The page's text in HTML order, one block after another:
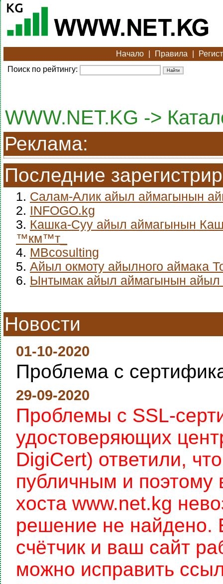
Начало Правила
Поиск по рейтингу:
WWW.NET.KG ->
Реклама:
Последние
1. Салам-Алик айыл аймагынын
2. INFOGO.kg
3. Кашка-Суу айыл аймагынын
™км™т_
4. MBcosulting
5. Айыл окмоту айылного аймака
6. Ынтымак айыл аймагынын айыл
Новости
01-10-2020
Проблема с
29-09-2020
Проблемы с SSL-
удостоверяющих
DigiCert) ответили,
публичным и поэтому
хоста www.net.kg
решение не найдено.
счётчик и ваш сайт
можно исправить